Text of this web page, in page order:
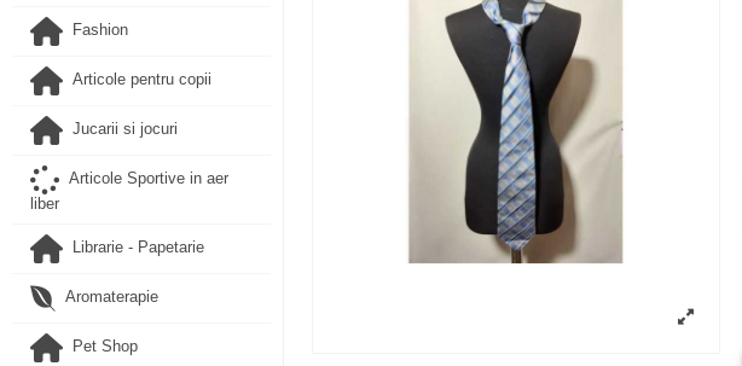
Fashion
Articole pentru copii
Jucarii si jocuri
Articole Sportive in aer
liber
Librarie - Papetarie
Aromaterapie
Pet Shop